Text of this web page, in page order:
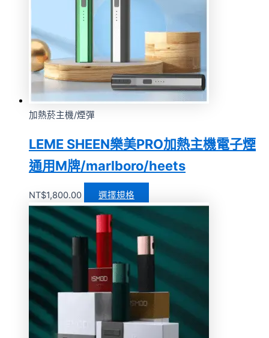
加熱菸主機/煙彈
LEME SHEEN樂美PRO加熱主機電子煙
通用M牌/marlboro/heets
NT$1,800.00 選擇規格